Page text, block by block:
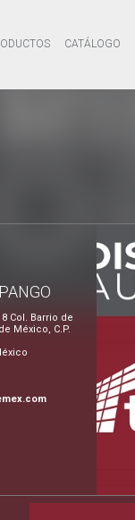
CATÁLOGO
Col. Barrio de
México, C.P.